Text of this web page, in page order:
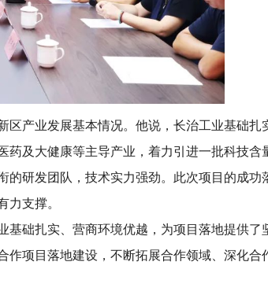
区产业发展基本情况。他说，长治工业基础扎
及大健康等主导产业，着力引进一批科技含
研发团队，技术实力强劲。此次项目的成功
力支撑。
础扎实、营商环境优越，为项目落地提供了
项目落地建设，不断拓展合作领域、深化合